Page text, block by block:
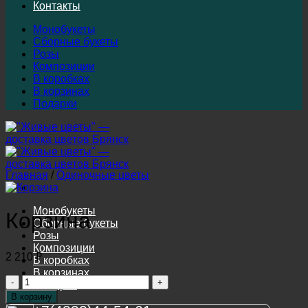
Контакты
Монобукеты
Сборные букеты
Розы
Композиции
В коробках
В корзинах
Подарки
Монобукеты
Сборные букеты
Розы
Композиции
В коробках
В корзинах
Главная / Одиночные цветы
Корзина
2 210₽
Количество
товара
Корзина
В корзину